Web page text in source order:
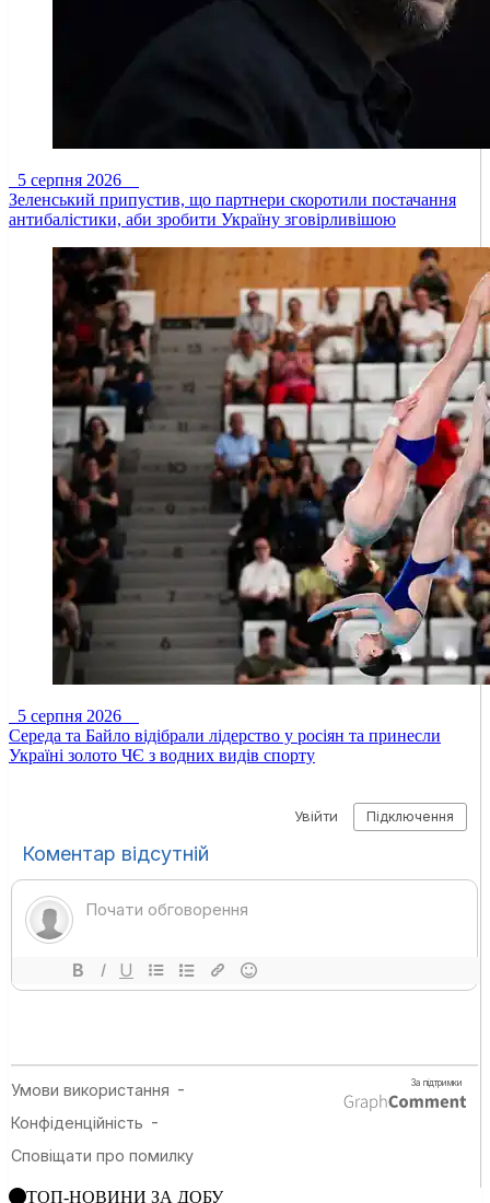
5 серпня 2026
Зеленський припустив, що партнери скоротили постачання
антибалістики, аби зробити Україну зговірливішою
5 серпня 2026
Середа та Байло відібрали лідерство у росіян та принесли
Україні золото ЧЄ з водних видів спорту
ТОП-НОВИНИ ЗА ДОБУ